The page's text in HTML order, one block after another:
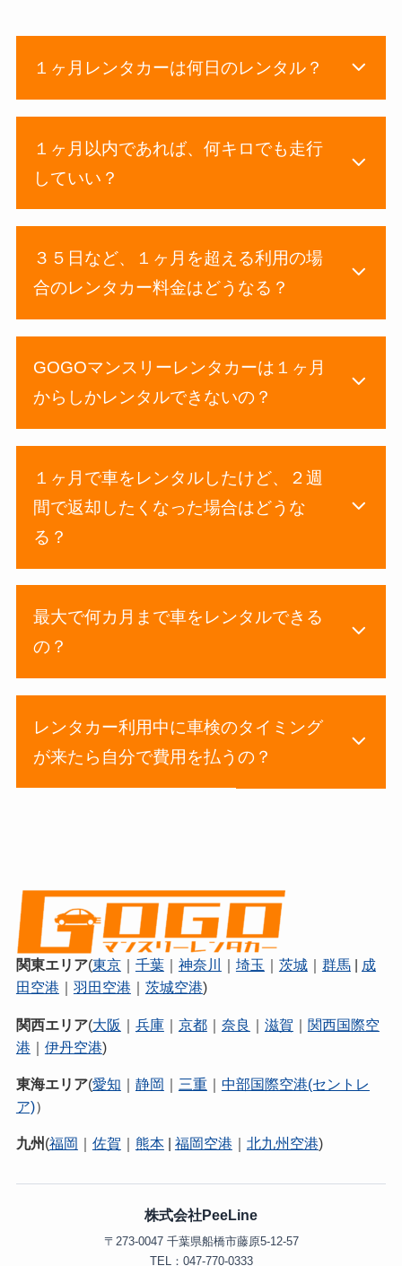
１ヶ月レンタカーは何日のレンタル？
１ヶ月以内であれば、何キロでも走行
していい？
３５日など、１ヶ月を超える利用の場
合のレンタカー料金はどうなる？
GOGOマンスリーレンタカーは１ヶ月
からしかレンタルできないの？
１ヶ月で車をレンタルしたけど、２週
間で返却したくなった場合はどうな
る？
最大で何カ月まで車をレンタルできる
の？
レンタカー利用中に車検のタイミング
が来たら自分で費用を払うの？
関東エリア(東京｜ 千葉｜ 神奈川 埼玉 茨城｜ 群馬|
成
田空港
羽田空港 茨城空港)
関西エリア(大阪 ｜ 兵庫｜ 京都｜ 奈良 ｜ 滋賀 ｜ 関西国際空
港 ｜ 伊丹空港)
東海エリア(愛知 ｜ 静岡 ｜ 三重｜ 中部国際空港(セントレ
ア)）
九州 (福岡 ｜ 佐賀 ｜ 熊本| 福岡空港 ｜ 北九州空港)
株式会社PeeLine
〒273-0047 千葉県船橋市藤原5-12-57
TEL：047-770-0333